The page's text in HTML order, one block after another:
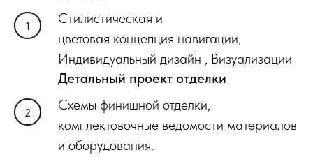
Стилистическая и
цветовая концепция навигации,
Индивидуальный дизайн , Визуализации
Детальный проект отделки
Схемы финишной отделки,
комплектовочные ведомости материалов
и оборудования.